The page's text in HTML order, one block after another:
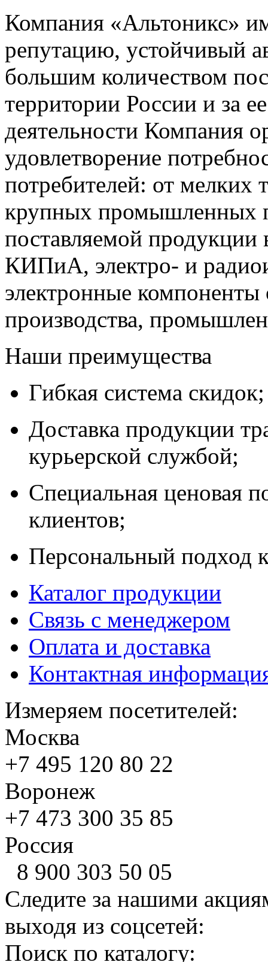
Компания «Альтоникс»
репутацию, устойчивый
большим количеством
территории России и за
деятельности Компания
удовлетворение
потребителей: от мелких
крупных промышленных
поставляемой продукции
КИПиА, электро- и
электронные компоненты
производства,
Наши преимущества
Гибкая система скидок;
Доставка продукции
курьерской службой;
Специальная ценовая
клиентов;
Персональный подход
Каталог продукции
Связь с менеджером
Оплата и доставка
Контактная
Измеряем посетителей:
Москва
+7 495 120 80 22
Воронеж
+7 473 300 35 85
Россия
8 900 303 50 05
Следите за нашими
выходя из соцсетей:
Поиск по каталогу: